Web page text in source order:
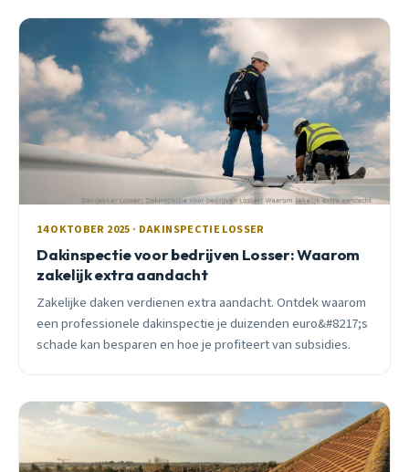
14 OKTOBER 2025 · DAKINSPECTIE LOSSER
Dakinspectie voor bedrijven Losser: Waarom
zakelijk extra aandacht
Zakelijke daken verdienen extra aandacht. Ontdek waarom
een professionele dakinspectie je duizenden euro&#8217;s
schade kan besparen en hoe je profiteert van subsidies.